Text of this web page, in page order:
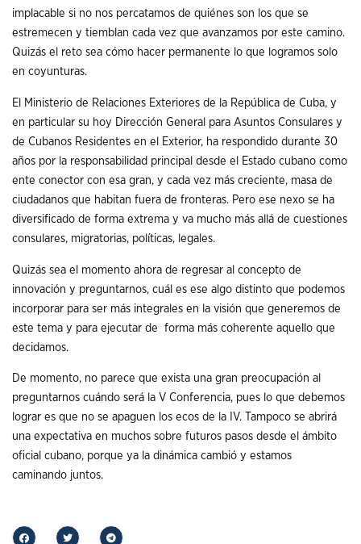
implacable si no nos percatamos de quiénes son los que se
estremecen y tiemblan cada vez que avanzamos por este camino.
Quizás el reto sea cómo hacer permanente lo que logramos solo
en coyunturas.
El Ministerio de Relaciones Exteriores de la República de Cuba, y
en particular su hoy Dirección General para Asuntos Consulares y
de Cubanos Residentes en el Exterior, ha respondido durante 30
años por la responsabilidad principal desde el Estado cubano como
ente conector con esa gran, y cada vez más creciente, masa de
ciudadanos que habitan fuera de fronteras. Pero ese nexo se ha
diversificado de forma extrema y va mucho más allá de cuestiones
consulares, migratorias, políticas, legales.
Quizás sea el momento ahora de regresar al concepto de
innovación y preguntarnos, cuál es ese algo distinto que podemos
incorporar para ser más integrales en la visión que generemos de
este tema y para ejecutar de forma más coherente aquello que
decidamos.
De momento, no parece que exista una gran preocupación al
preguntarnos cuándo será la V Conferencia, pues lo que debemos
lograr es que no se apaguen los ecos de la IV. Tampoco se abrirá
una expectativa en muchos sobre futuros pasos desde el ámbito
oficial cubano, porque ya la dinámica cambió y estamos
caminando juntos.